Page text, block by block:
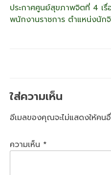
แนะแนว
ประกาศศูนย์สุขภาพจิตที่ 4 เรื่
พนักงานราชการ ตำแหน่งนัก
ใส่ความเห็น
อีเมลของคุณจะไม่แสดงให้คน
ความเห็น *